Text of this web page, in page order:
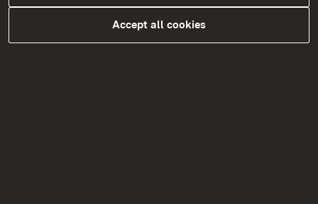
Accept all cookies